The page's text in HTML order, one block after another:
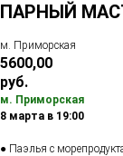
ПАРНЫЙ
м. Приморская
5600,00
руб.
м. Приморская
8 марта в 19:00
● Паэлья с